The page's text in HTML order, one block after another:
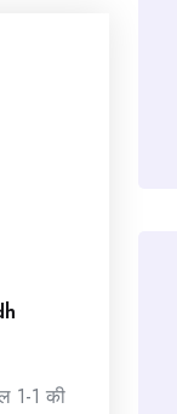
1-1 की